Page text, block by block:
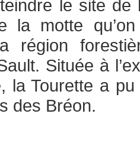
le site de
la motte
région
Située à
la Tourette a
des Bréon.